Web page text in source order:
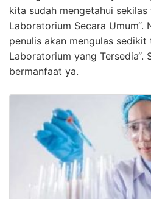
kita sudah mengetahui sekilas
Laboratorium Secara
penulis akan mengulas sedikit
Laboratorium yang Tersedia“.
bermanfaat ya.